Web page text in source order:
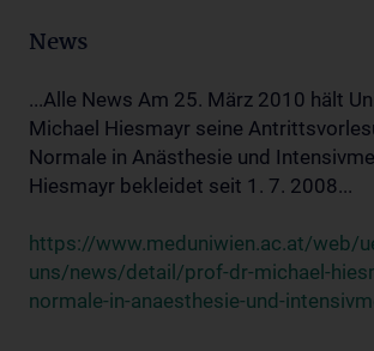
News
...Alle News Am 25. März 2010 hält
Michael Hiesmayr seine
Normale in Anästhesie und
Hiesmayr bekleidet seit 1. 7. 2008...
https://www.meduniwien.ac.at/web/
uns/news/detail/prof-dr-michael-
normale-in-anaesthesie-und-